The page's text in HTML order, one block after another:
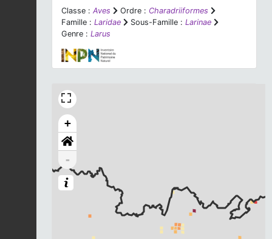
Classe : Aves Ordre : Charadriiformes
Famille : Laridae Sous-Famille : Larinae
Genre : Larus
+
-